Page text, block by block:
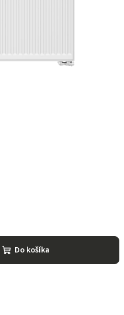
Do košíka